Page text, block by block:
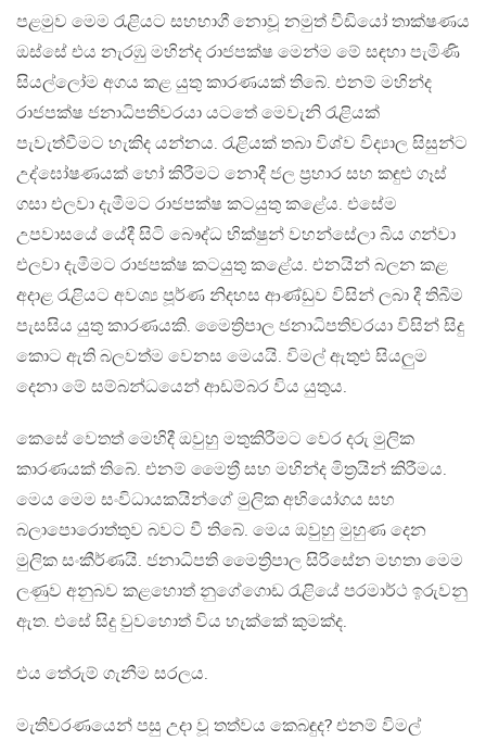
පළමුව මෙම රැළියට සහභාගී නොවූ නමුත් වීඩියෝ තාක්ෂණය
ඔස්සේ එය නැරඹු මහින්ද රාජපක්ෂ මෙන්ම මේ සඳහා පැමිණි
සියල්ලෝම අගය කළ යුතු කාරණයක් තිබේ. එනම් මහින්ද
රාජපක්ෂ ජනාධිපතිවරයා යටතේ මෙවැනි රැළියක්
පැවැත්වීමට හැකිද යන්නය. රැළියක් තබා විශ්ව විද්‍යාල සිසුන්ට
උද්ඝෝෂණයක් හෝ කිරීමට නොදී ජල ප්‍රහාර සහ කඳුළු ගෑස්
ගසා එලවා දැමීමට රාජපක්ෂ කටයුතු කළේය. එසේම
උපවාසයේ යේදී සිටි බෞද්ධ භික්ෂුන් වහන්සේලා බිය ගන්වා
එලවා දැමීමට රාජපක්ෂ කටයුතු කළේය. එනයින් බලන කළ
අදාළ රැළියට අවශ්‍ය පූර්ණ නිදහස ආණ්ඩුව විසින් ලබා දී තිබීම
පැසසිය යුතු කාරණයකි. මෛත්‍රිපාල ජනාධිපතිවරයා විසින් සිදු
කොට ඇති බලවත්ම වෙනස මෙයයි. විමල් ඇතුළු සියලුම
දෙනා මේ සම්බන්ධයෙන් ආඩම්බර විය යුතුය.
කෙසේ වෙතත් මෙහිදී ඔවුහු මතුකිරීමට වෙර දරු මුලික
කාරණයක් තිබේ. එනම් මෛත්‍රී සහ මහින්ද මිත්‍රයින් කිරීමය.
මෙය මෙම සංවිධායකයින්ගේ මුලික අභියෝගය සහ
බලාපොරොත්තුව බවට වී තිබේ. මෙය ඔවුහු මුහුණ දෙන
මුලික සංකීර්ණයි. ජනාධිපති මෛත්‍රිපාල සිරිසේන මහතා මෙම
ලණුව අනුබව කළහොත් නුගේගොඩ රැළියේ පරමාර්ථ ඉරුවනු
ඇත. එසේ සිදු වුවහොත් විය හැක්කේ කුමක්ද.
එය තේරුම් ගැනීම සරලය.
මැතිවරණයෙන් පසු උදා වූ තත්වය කෙබඳුද? එනම් විමල්